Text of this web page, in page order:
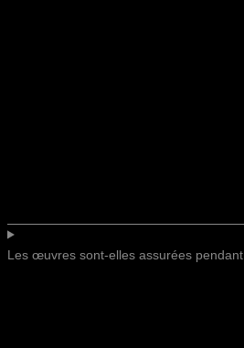
Les œuvres sont-elles assurées